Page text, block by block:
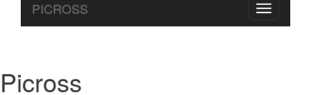
PICROSS
Picross